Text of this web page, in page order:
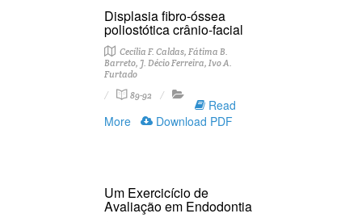
Displasia fibro-óssea
poliostótica crânio-facial
Cecília F. Caldas, Fátima B.
Barreto, J. Décio Ferreira, Ivo A.
Furtado
89-92
Read
More
Download PDF
Um Exercicício de
Avaliação em Endodontia